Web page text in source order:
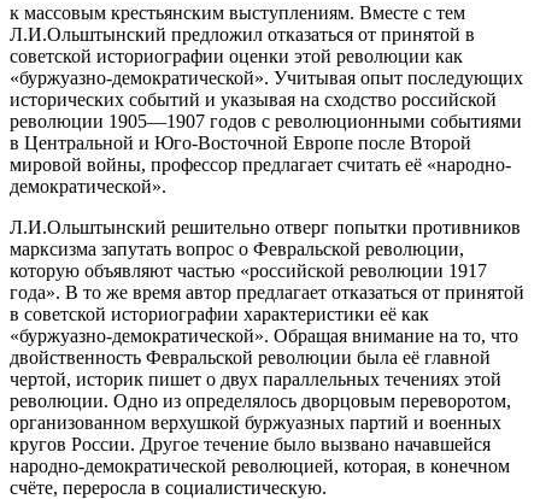
к массовым крестьянским выступлениям. Вместе с тем
Л.И.Ольштынский предложил отказаться от принятой в
советской историографии оценки этой революции как
«буржуазно-демократической». Учитывая опыт последующих
исторических событий и указывая на сходство российской
революции 1905—1907 годов с революционными событиями
в Центральной и Юго-Восточной Европе после Второй
мировой войны, профессор предлагает считать её «народно-
демократической».
Л.И.Ольштынский решительно отверг попытки противников
марксизма запутать вопрос о Февральской революции,
которую объявляют частью «российской революции 1917
года». В то же время автор предлагает отказаться от принятой
в советской историографии характеристики её как
«буржуазно-демократической». Обращая внимание на то, что
двойственность Февральской революции была её главной
чертой, историк пишет о двух параллельных течениях этой
революции. Одно из определялось дворцовым переворотом,
организованном верхушкой буржуазных партий и военных
кругов России. Другое течение было вызвано начавшейся
народно-демократической революцией, которая, в конечном
счёте, переросла в социалистическую.